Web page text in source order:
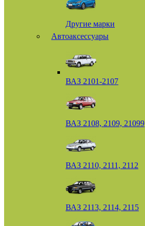
Другие марки
Автоаксессуары
ВАЗ 2101-2107
ВАЗ 2108, 2109, 21099
ВАЗ 2110, 2111, 2112
ВАЗ 2113, 2114, 2115